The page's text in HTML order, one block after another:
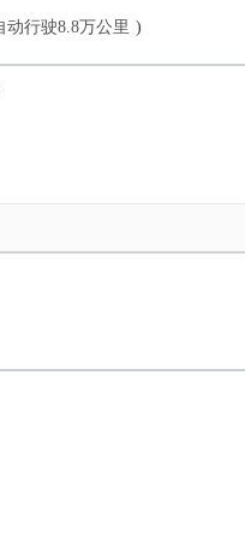
动行驶8.8万公里 )